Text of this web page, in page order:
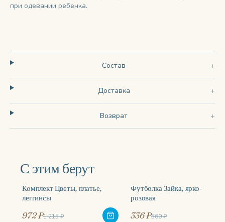
при одевании ребенка.
Состав
Доставка
Возврат
С этим берут
-20%
Комплект Цветы, платье,
леггинсы
972 ₽1 215 ₽
-40%
Футболка Зайка, ярко-
розовая
336 ₽560 ₽